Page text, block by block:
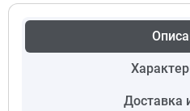
66 053 руб
Доступно под заказ
Доставка